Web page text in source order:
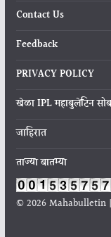
Contact Us
Feedback
PRIVACY POLICY
खेळा IPL महाबुलेटिन
जाहिरात
ताज्या बातम्या
© 2026 Mahabulletin